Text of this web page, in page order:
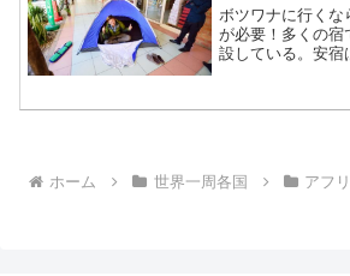
ボツワナに行くな
が必要！多くの宿
設している。安宿
1,000円以下で泊
ア・ナミビアでも
ホーム 世界一周各国 アフ